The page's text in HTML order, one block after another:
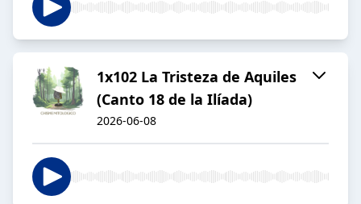
1x102 La Tristeza de Aquiles
(Canto 18 de la Ilíada)
2026-06-08